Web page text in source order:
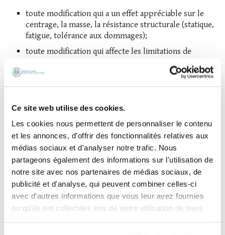
Ce site web utilise des cookies.
Les cookies nous permettent de personnaliser le contenu
et les annonces, d'offrir des fonctionnalités relatives aux
médias sociaux et d'analyser notre trafic. Nous
partageons également des informations sur l'utilisation de
notre site avec nos partenaires de médias sociaux, de
publicité et d'analyse, qui peuvent combiner celles-ci
avec d'autres informations que vous leur avez fournies
ou qu'ils ont collectées lors de votre utilisation de leurs
toute modification qui a un effet appréciable sur le
centrage, la masse, la résistance structurale (statique,
fatigue, tolérance aux dommages);
toute modification qui affecte les limitations de
toute modification qui introduit ou affecte les
pourrait avoir un effet appréciable, si elle était mal
conçue, sur toute caractéristique qui affecterait la
navigabilité, la fiabilité, les performances, le
fonctionnement, le vol, les effets environnementaux
du produit ;
toute modification qui fait appel à des méthodes, des
techniques ou des pratiques inhabituelles en
aéronautique, ou qui ne peut être réalisée par des